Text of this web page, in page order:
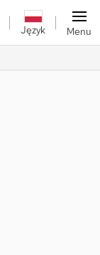
Język Menu